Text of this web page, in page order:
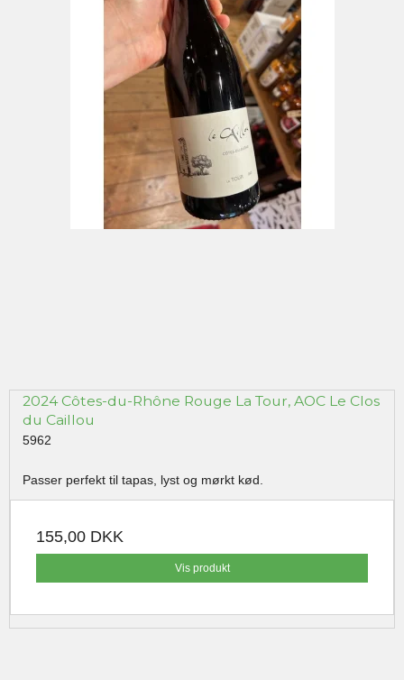
2024 Côtes-du-Rhône Rouge La Tour, AOC Le Clos
du Caillou
5962
Passer perfekt til tapas, lyst og mørkt kød.
155,00 DKK
Vis produkt